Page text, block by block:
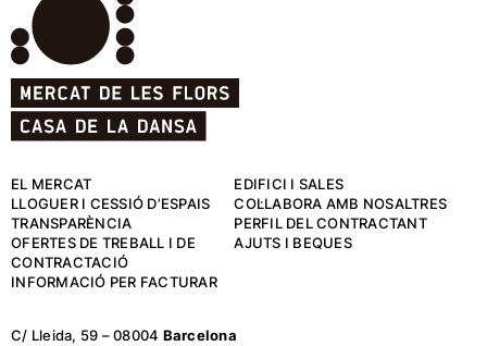
EL MERCAT
EDIFICI I SALES
LLOGUER I CESSIÓ D’ESPAIS
COL·LABORA AMB NOSALTRES
TRANSPARÈNCIA
PERFIL DEL CONTRACTANT
OFERTES DE TREBALL I DE
CONTRACTACIÓ
AJUTS I BEQUES
INFORMACIÓ PER FACTURAR
C/ Lleida, 59 – 08004 Barcelona